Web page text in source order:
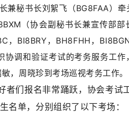
兼秘书长刘絮飞（BG8FAA）牵
（协会副秘书长兼宣传部部
， BI8BRY， BH8FHH，
调和验证考试的考务服务工作
，周晓珍到考场巡视考务工作。
者们报名非常踊跃，协会考试
名单，分别组织了以下考场：